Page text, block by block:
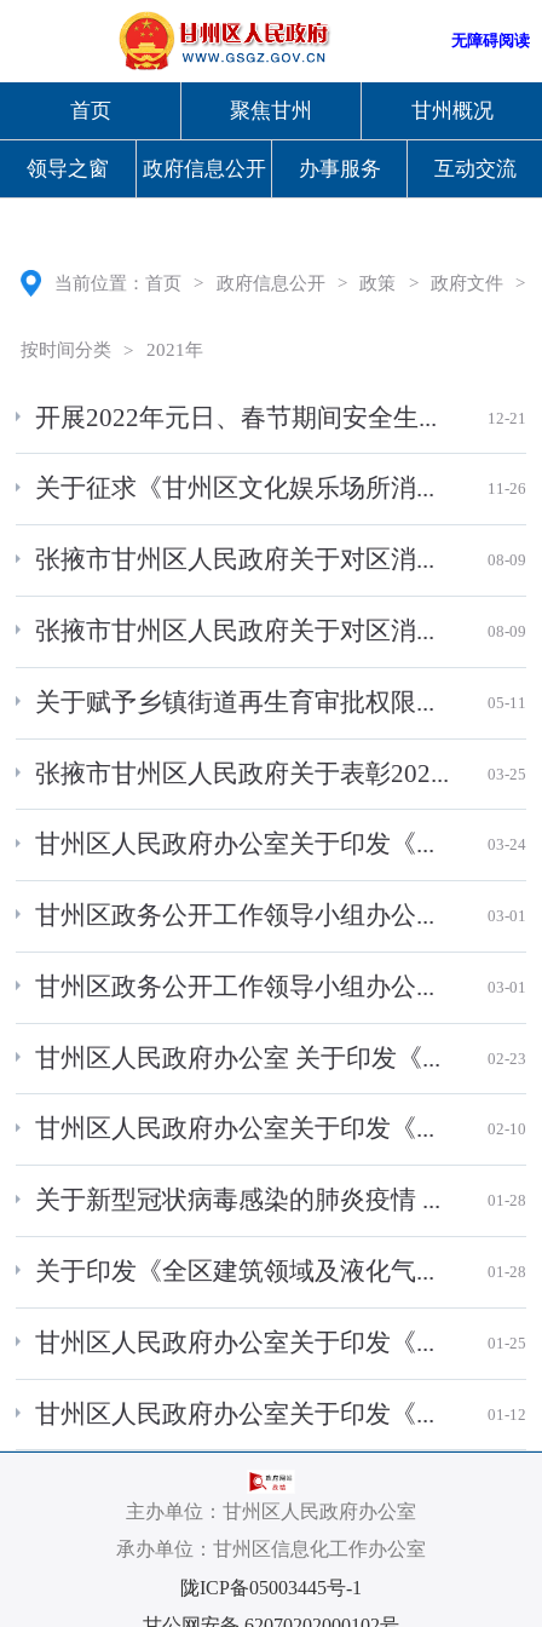
无障碍阅读
首页 聚焦甘州 甘州概况
领导之窗 政府信息公开 办事服务 互动交流
当前位置：首页 > 政府信息公开 > 政策 > 政府文件 >
按时间分类 > 2021年
开展2022年元日、春节期间安全生... 12-21
关于征求《甘州区文化娱乐场所消... 11-26
张掖市甘州区人民政府关于对区消... 08-09
张掖市甘州区人民政府关于对区消... 08-09
关于赋予乡镇街道再生育审批权限... 05-11
张掖市甘州区人民政府关于表彰202... 03-25
甘州区人民政府办公室关于印发《... 03-24
甘州区政务公开工作领导小组办公... 03-01
甘州区政务公开工作领导小组办公... 03-01
甘州区人民政府办公室 关于印发《... 02-23
甘州区人民政府办公室关于印发《... 02-10
关于新型冠状病毒感染的肺炎疫情 ... 01-28
关于印发《全区建筑领域及液化气... 01-28
甘州区人民政府办公室关于印发《... 01-25
甘州区人民政府办公室关于印发《... 01-12
主办单位：甘州区人民政府办公室
承办单位：甘州区信息化工作办公室
陇ICP备05003445号-1